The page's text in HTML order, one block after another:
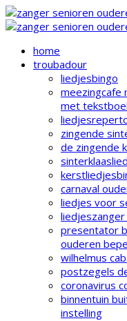
home
troubadour
liedjesbingo
meezingcafe
met
zingende
de zingende
carnaval
liedjes voor
presentator
ouderen
wilhelmus
postzegels
coronavirus
binnentuin
instelling